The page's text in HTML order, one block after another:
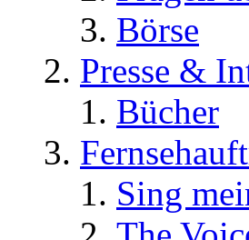
Börse
Presse &
Bücher
Sing